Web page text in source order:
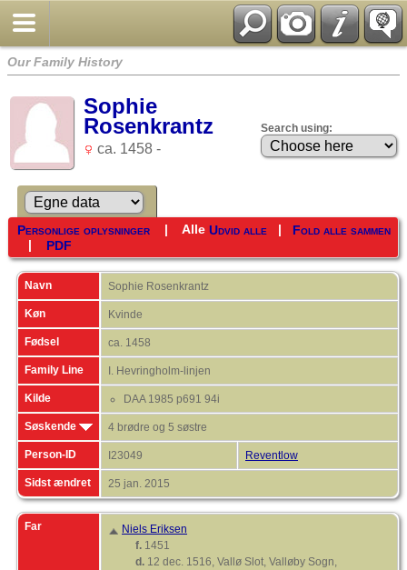
Our Family History
Sophie
Rosenkrantz
ca. 1458 -
Search using:
Udvid alle | Fold alle sammen
Personlige oplysninger| Alle
| PDF
Navn Sophie Rosenkrantz
Køn Kvinde
Fødsel ca. 1458
Family Line I. Hevringholm-linjen
Kilde DAA 1985 p691 94i
Søskende 4 brødre og 5 søstre
Person-ID I23049 Reventlow
Sidst ændret 25 jan. 2015
Far
Niels Eriksen
f. 1451
d. 12 dec. 1516, Vallø Slot, Valløby Sogn,